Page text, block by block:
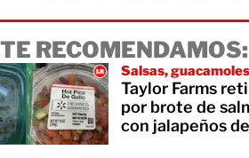
TE RECOMENDAMOS:
Salsas,
Taylor Farms
por brote de
con jalapeños